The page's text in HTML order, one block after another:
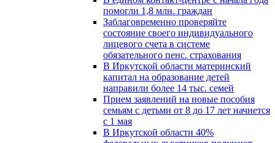
помогли 1,8 млн. граждан
Заблаговременно проверяйте
состояние своего индивидуального
лицевого счета в системе
обязательного пенс. страхования
В Иркутской области материнский
капитал на образование детей
направили более 14 тыс. семей
Прием заявлений на новые пособия
семьям с детьми от 8 до 17 лет начнется
с 1 мая
В Иркутской области 40%